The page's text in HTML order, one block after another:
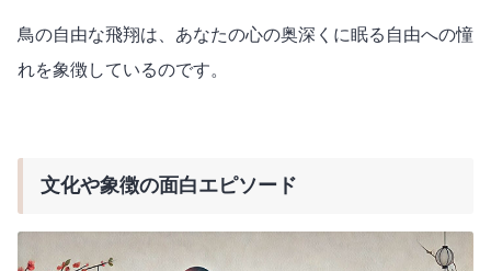
鳥の自由な飛翔は、あなたの心の奥深くに眠る自由への憧
れを象徴しているのです。
文化や象徴の面白エピソード